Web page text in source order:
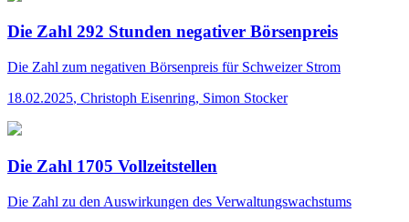
Die Zahl 292 Stunden negativer Börsenpreis
Die Zahl zum negativen Börsenpreis für Schweizer Strom
18.02.2025, Christoph Eisenring, Simon Stocker
Die Zahl 1705 Vollzeitstellen
Die Zahl zu den Auswirkungen des Verwaltungswachstums